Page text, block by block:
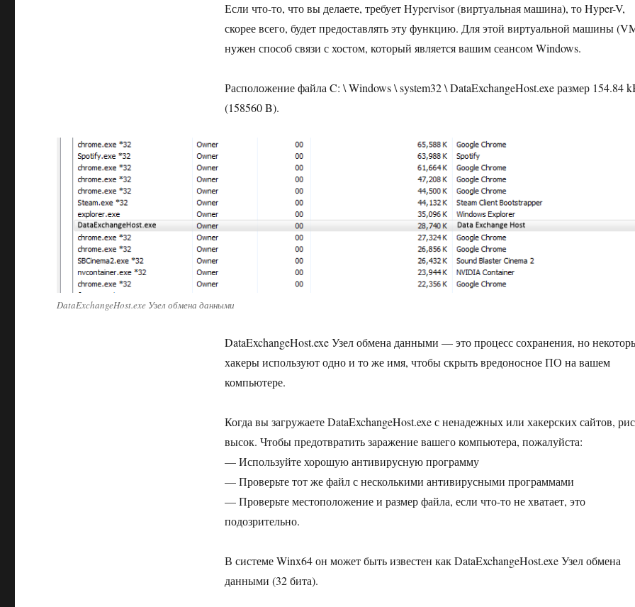
Если что-то, что вы делаете, требует Hypervisor (виртуальная машина), то Hyper-V,
скорее всего, будет предоставлять эту функцию. Для этой виртуальной машины
нужен способ связи с хостом, который является вашим сеансом Windows.
Расположение файла C: \ Windows \ system32 \ DataExchangeHost.exe размер 154.84
(158560 B).
DataExchangeHost.exe Узел обмена данными
DataExchangeHost.exe Узел обмена данными — это процесс сохранения, но
хакеры используют одно и то же имя, чтобы скрыть вредоносное ПО на вашем
компьютере.
Когда вы загружаете DataExchangeHost.exe с ненадежных или хакерских сайтов,
высок. Чтобы предотвратить заражение вашего компьютера, пожалуйста:
— Используйте хорошую антивирусную программу
— Проверьте тот же файл с несколькими антивирусными программами
— Проверьте местоположение и размер файла, если что-то не хватает, это
подозрительно.
В системе Winx64 он может быть известен как DataExchangeHost.exe Узел обмена
данными (32 бита).